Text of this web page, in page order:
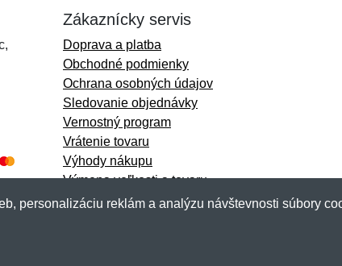
Zákaznícky servis
Doprava a platba
Obchodné podmienky
Ochrana osobných údajov
Sledovanie objednávky
Vernostný program
Vrátenie tovaru
Výhody nákupu
Výmena veľkosti a tovaru
Viac informácií...
personalizáciu reklám a analýzu návštevnosti súbory